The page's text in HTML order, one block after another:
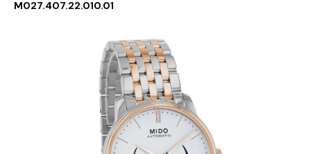
M027.407.22.010.01
Zu Produktinformationen springen